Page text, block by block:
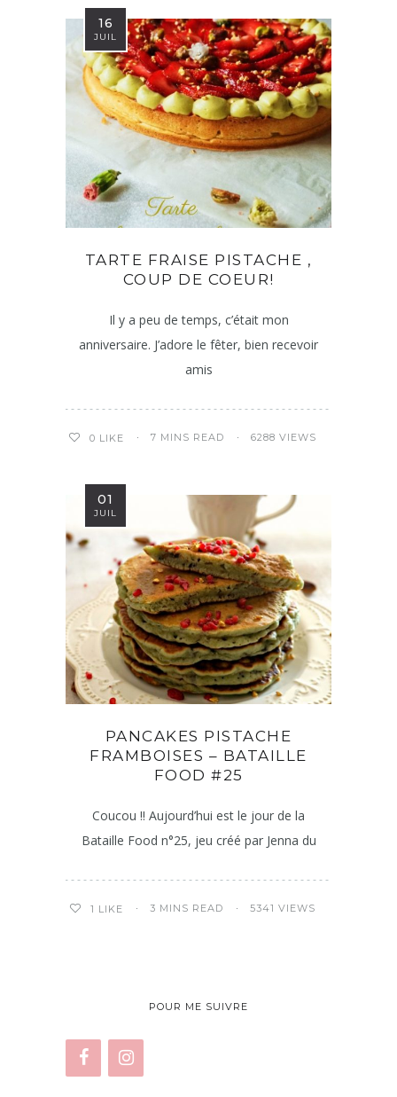
16
JUIL
TARTE FRAISE PISTACHE ,
COUP DE COEUR!
Il y a peu de temps, c’était mon
anniversaire. J’adore le fêter, bien recevoir
amis
0 LIKE 7 MINS READ 6288 VIEWS
01
JUIL
PANCAKES PISTACHE
FRAMBOISES – BATAILLE
FOOD #25
Coucou !! Aujourd’hui est le jour de la
Bataille Food n°25, jeu créé par Jenna du
1 LIKE 3 MINS READ 5341 VIEWS
POUR ME SUIVRE